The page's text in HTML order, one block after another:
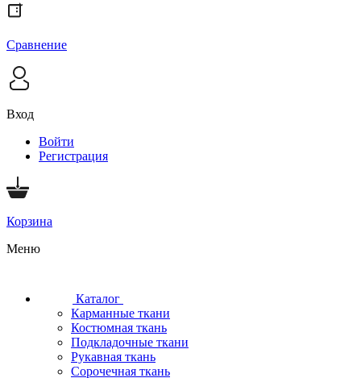
Сравнение
Вход
Войти
Регистрация
Корзина
Меню
Каталог
Карманные ткани
Костюмная ткань
Подкладочные ткани
Рукавная ткань
Сорочечная ткань